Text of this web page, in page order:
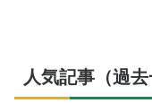
人気記事（過去